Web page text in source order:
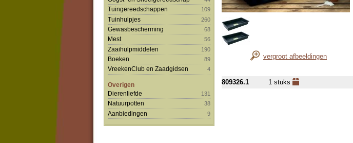
Tuingereedschappen 109
Tuinhulpjes 260
Gewasbescherming 68
Mest 56
Zaaihulpmiddelen 190
Boeken 89
VreekenClub en Zaadgidsen 4
Overigen
Dierenliefde
131
Natuurpotten 38
Aanbiedingen 9
vergroot afbeeldingen
809326.1 1 stuks